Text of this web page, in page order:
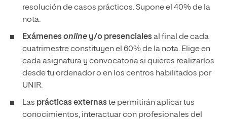
resolución de casos prácticos. Supone el 40% de la
nota.
Exámenesonline y/o presencialesal final de cada
cuatrimestre constituyen el 60% de la nota. Elige en
cada asignatura y convocatoria si quieres realizarlos
desde tu ordenador o en los centros habilitados por
UNIR.
Las prácticas externaste permitirán aplicar tus
conocimientos, interactuar con profesionales del